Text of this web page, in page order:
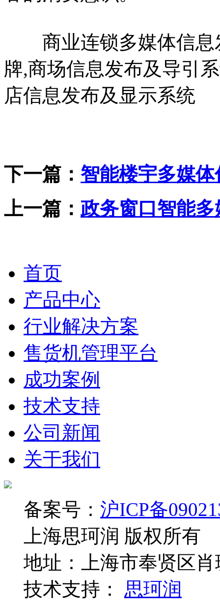
商业连锁多媒体信息
牌,商场信息发布及导引
店信息发布及显示系统
下一篇： 智能楼宇多媒
上一篇：政务窗口智能
首页
产品中心
行业解决方案
售货机管理平台
成功案例
技术支持
公司新闻
关于我们
备案号： 沪ICP备
上海思珂润 版权所有
地址：上海市奉贤区肖
技术支持： 思珂润